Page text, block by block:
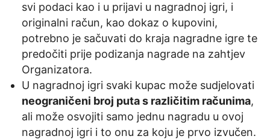
svi podaci kao i u prijavi u nagradnoj igri, i
originalni račun, kao dokaz o kupovini,
potrebno je sačuvati do kraja nagradne igre te
predočiti prije podizanja nagrade na zahtjev
Organizatora.
U nagradnoj igri svaki kupac može sudjelovati
neograničeni broj puta s različitim računima,
ali može osvojiti samo jednu nagradu u ovoj
nagradnoj igri i to onu za koju je prvo izvučen.